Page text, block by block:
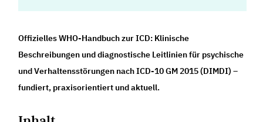
Offizielles WHO-Handbuch zur ICD: Klinische
Beschreibungen und diagnostische Leitlinien für psychische
und Verhaltensstörungen nach ICD-10 GM 2015 (DIMDI) –
fundiert, praxisorientiert und aktuell.